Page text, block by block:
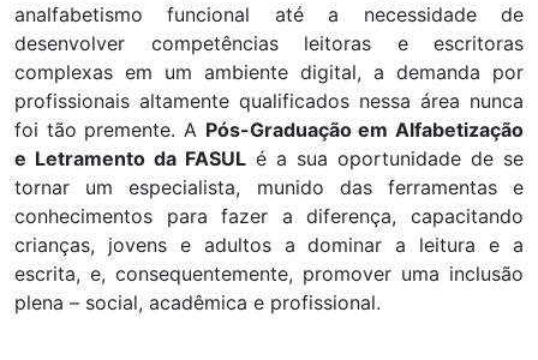
analfabetismo funcional até a necessidade de
desenvolver competências leitoras e escritoras
complexas em um ambiente digital, a demanda por
profissionais altamente qualificados nessa área nunca
foi tão premente. A Pós-Graduação em Alfabetização
e Letramento da FASUL é a sua oportunidade de se
tornar um especialista, munido das ferramentas e
conhecimentos para fazer a diferença, capacitando
crianças, jovens e adultos a dominar a leitura e a
escrita, e, consequentemente, promover uma inclusão
plena – social, acadêmica e profissional.